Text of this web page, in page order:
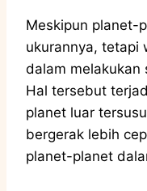
Meskipun planet-
ukurannya, tetapi
dalam melakukan
Hal tersebut
planet luar
bergerak lebih
planet-planet